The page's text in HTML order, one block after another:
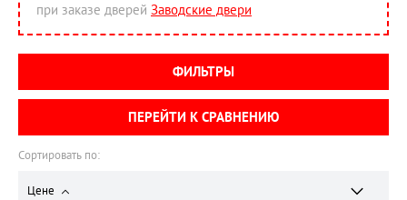
Сортировать по:
Цене
при заказе дверей Заводские двери
ФИЛЬТРЫ
ПЕРЕЙТИ К СРАВНЕНИЮ